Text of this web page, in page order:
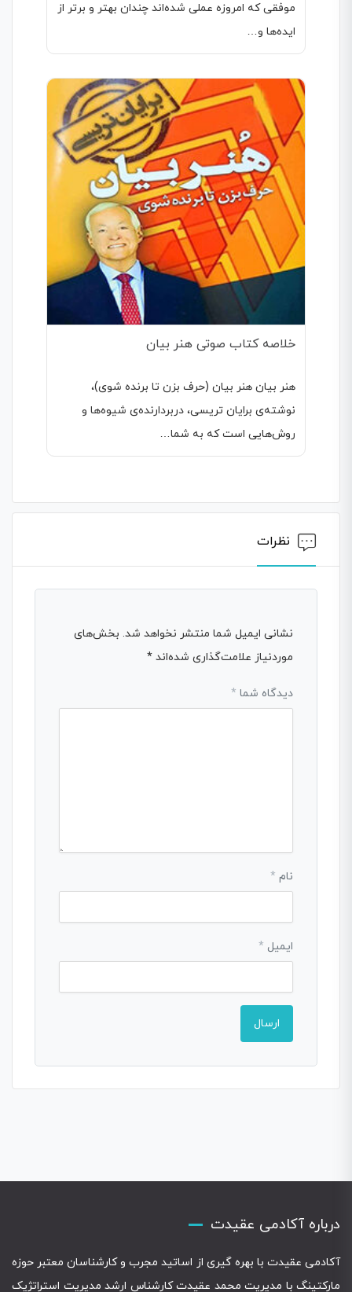
موفقی که امروزه عملی شده‌اند چندان بهتر و برتر از
ایده‌ها و…
خلاصه کتاب صوتی هنر بیان
هنر بیان هنر بیان (حرف بزن تا برنده شوی)،
نوشته‌ی برایان تریسی، دربردارنده‌ی شیوه‌ها و
روش‌هایی است که به شما…
نظرات
نشانی ایمیل شما منتشر نخواهد شد. بخش‌های
موردنیاز علامت‌گذاری شده‌اند *
دیدگاه شما *
نام *
ایمیل *
درباره آکادمی عقیدت
آکادمی عقیدت با بهره گیری از اساتید مجرب و کارشناسان معتبر حوزه
مارکتینگ با مدیریت محمد عقیدت کارشناس ارشد مدیریت استراتژیک